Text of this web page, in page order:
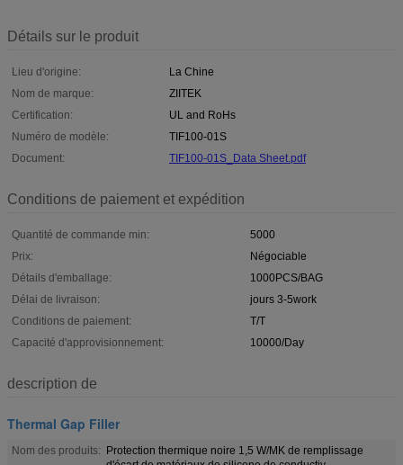
Détails sur le produit
Lieu d'origine:
La Chine
Nom de marque:
ZIITEK
Certification:
UL and RoHs
Numéro de modèle:
TIF100-01S
Document:
TIF100-01S_Data Sheet.pdf
Conditions de paiement et expédition
Quantité de commande min:
5000
Prix:
Négociable
Détails d'emballage:
1000PCS/BAG
Délai de livraison:
jours 3-5work
Conditions de paiement:
T/T
Capacité d'approvisionnement:
10000/Day
description de
Thermal Gap Filler
Nom des produits: Protection thermique noire 1,5 W/MK de remplissage